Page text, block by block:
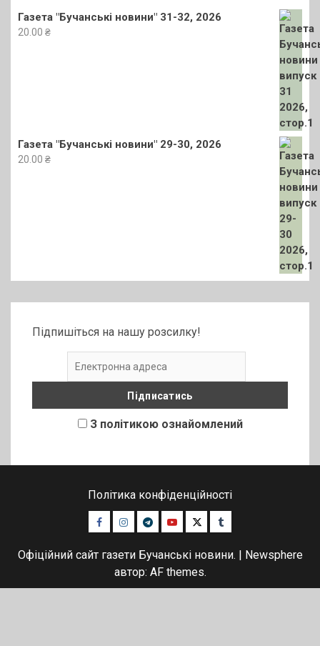
Газета "Бучанські новини" 31-32, 2026
20.00 ₴
Газета "Бучанські новини" 29-30, 2026
20.00 ₴
Підпишіться на нашу розсилку!
З політикою ознайомлений
Політика конфіденційності
Facebook
Instagram
TelegramYoutubeTwitterTumblr
Офіційний сайт газети Бучанські новини. | Newsphere
автор: AF themes.